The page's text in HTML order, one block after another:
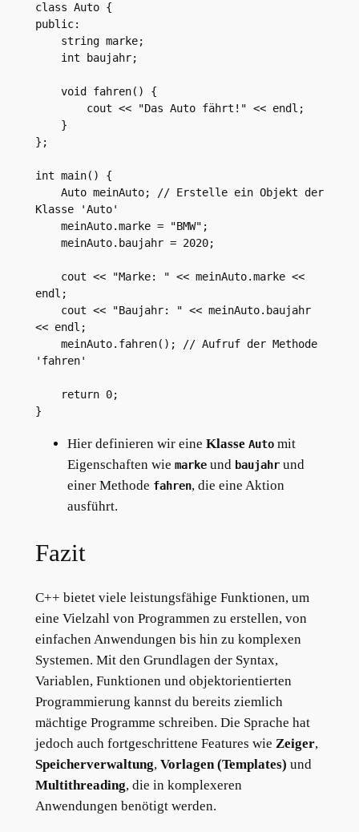
class Auto {
public:
};
int main() {
Klasse 'Auto'
endl;
<< endl;
'fahren'
Hier definieren wir eine Klasse Automit
Eigenschaften wie markeund baujahrund
einer Methode fahren, die eine Aktion
ausführt.
Fazit
C++ bietet viele leistungsfähige Funktionen, um
eine Vielzahl von Programmen zu erstellen, von
einfachen Anwendungen bis hin zu komplexen
Systemen. Mit den Grundlagen der Syntax,
Variablen, Funktionen und objektorientierten
Programmierung kannst du bereits ziemlich
mächtige Programme schreiben. Die Sprache hat
jedoch auch fortgeschrittene Features wie Zeiger,
Speicherverwaltung, Vorlagen (Templates) und
Multithreading, die in komplexeren
Anwendungen benötigt werden.